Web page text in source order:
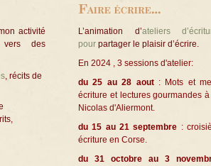
activité
vers des
, récits de
L’animation d’ateliers
pour partager le plaisir d’écrire.
En 2024 , 3 sessions d'atelier:
du 25 au 28 aout: Mots et
écriture et lectures gourmandes
Nicolas d'Aliermont.
du 15 au 21 septembre :
écriture en Corse.
du 31 octobre au 3